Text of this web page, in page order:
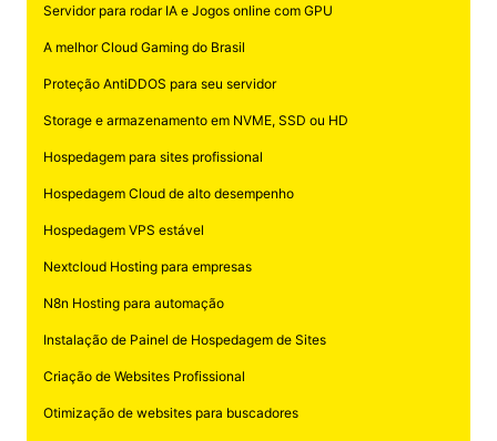
Servidor para rodar IA e Jogos online com GPU
A melhor Cloud Gaming do Brasil
Proteção AntiDDOS para seu servidor
Storage e armazenamento em NVME, SSD ou HD
Hospedagem para sites profissional
Hospedagem Cloud de alto desempenho
Hospedagem VPS estável
Nextcloud Hosting para empresas
N8n Hosting para automação
Instalação de Painel de Hospedagem de Sites
Criação de Websites Profissional
Otimização de websites para buscadores